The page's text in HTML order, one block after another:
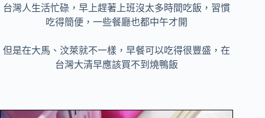
台灣人生活忙碌，早上趕著上班沒太多時間吃飯，習慣
吃得簡便，一些餐廳也都中午才開
但是在大馬、汶萊就不一樣，早餐可以吃得很豐盛，在
台灣大清早應該買不到燒鴨飯